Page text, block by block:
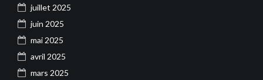
juillet 2025
juin 2025
mai 2025
avril 2025
mars 2025